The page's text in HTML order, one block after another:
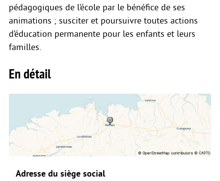
pédagogiques de l’école par le bénéfice de ses
animations ; susciter et poursuivre toutes actions
d’éducation permanente pour les enfants et leurs
familles.
En détail
Adresse du siège social